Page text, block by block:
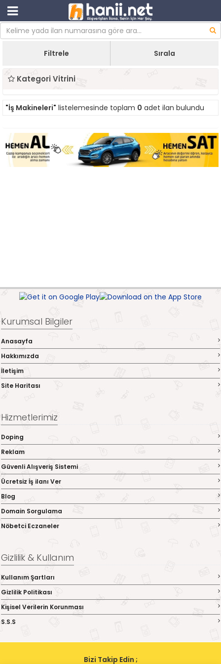
Filtrele Sırala
Kategori Vitrini
"İş Makineleri" listelemesinde toplam 0 adet ilan bulundu
Kurumsal Bilgiler
Anasayfa
Hakkımızda
İletişim
Site Haritası
Hizmetlerimiz
Doping
Reklam
Güvenli Alışveriş Sistemi
Ücretsiz İş ilanı Ver
Blog
Domain Sorgulama
Nöbetci Eczaneler
Gizlilik & Kullanım
Kullanım Şartları
Gizlilik Politikası
Kişisel Verilerin Korunması
S.S.S
Bizi Takip Edin ;